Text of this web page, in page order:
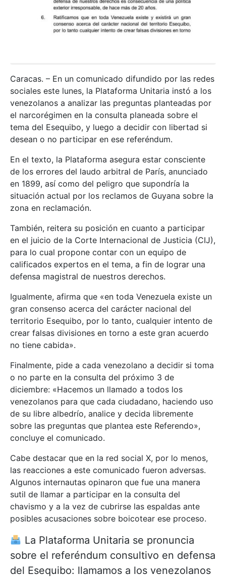
Caracas. – En un comunicado difundido por las redes
sociales este lunes, la Plataforma Unitaria instó a los
venezolanos a analizar las preguntas planteadas por
el narcorégimen en la consulta planeada sobre el
tema del Esequibo, y luego a decidir con libertad si
desean o no participar en ese referéndum.
En el texto, la Plataforma asegura estar consciente
de los errores del laudo arbitral de París, anunciado
en 1899, así como del peligro que supondría la
situación actual por los reclamos de Guyana sobre la
zona en reclamación.
También, reitera su posición en cuanto a participar
en el juicio de la Corte Internacional de Justicia (CIJ),
para lo cual propone contar con un equipo de
calificados expertos en el tema, a fin de lograr una
defensa magistral de nuestros derechos.
Igualmente, afirma que «en toda Venezuela existe un
gran consenso acerca del carácter nacional del
territorio Esequibo, por lo tanto, cualquier intento de
crear falsas divisiones en torno a este gran acuerdo
no tiene cabida».
Finalmente, pide a cada venezolano a decidir si toma
o no parte en la consulta del próximo 3 de
diciembre: «Hacemos un llamado a todos los
venezolanos para que cada ciudadano, haciendo uso
de su libre albedrío, analice y decida libremente
sobre las preguntas que plantea este Referendo»,
concluye el comunicado.
Cabe destacar que en la red social X, por lo menos,
las reacciones a este comunicado fueron adversas.
Algunos internautas opinaron que fue una manera
sutil de llamar a participar en la consulta del
chavismo y a la vez de cubrirse las espaldas ante
posibles acusaciones sobre boicotear ese proceso.
La Plataforma Unitaria se pronuncia
sobre el referéndum consultivo en defensa
del Esequibo: llamamos a los venezolanos